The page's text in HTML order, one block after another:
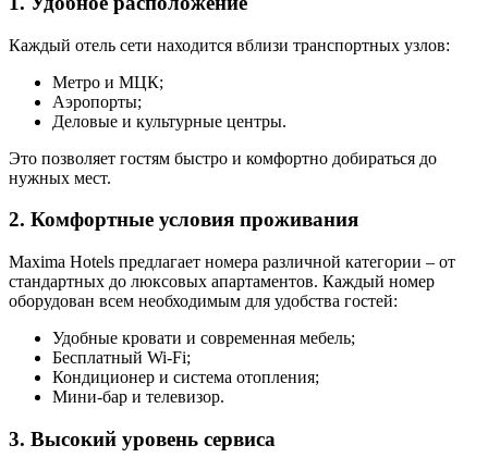
Каждый отель сети находится вблизи транспортных узлов:
Метро и МЦК;
Аэропорты;
Деловые и культурные центры.
Это позволяет гостям быстро и комфортно добираться до
нужных мест.
2. Комфортные условия проживания
Maxima Hotels предлагает номера различной категории – от
стандартных до люксовых апартаментов. Каждый номер
оборудован всем необходимым для удобства гостей:
Удобные кровати и современная мебель;
Бесплатный Wi-Fi;
Кондиционер и система отопления;
Мини-бар и телевизор.
3. Высокий уровень сервиса